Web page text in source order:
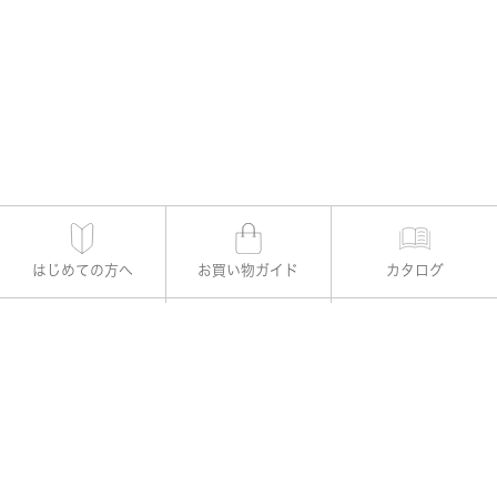
はじめての方へ お買い物ガイド カタログ